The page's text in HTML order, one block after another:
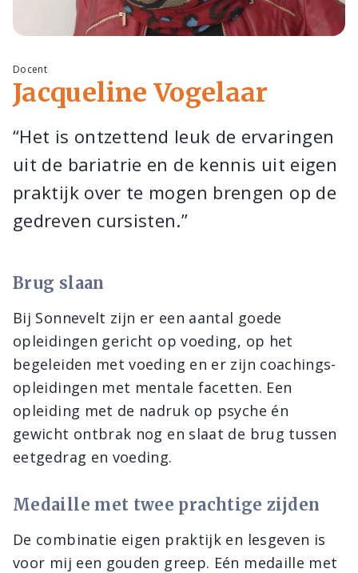
Docent
Jacqueline Vogelaar
“Het is ontzettend leuk de ervaringen
uit de bariatrie en de kennis uit eigen
praktijk over te mogen brengen op de
gedreven cursisten.”
Brug slaan
Bij Sonnevelt zijn er een aantal goede
opleidingen gericht op voeding, op het
begeleiden met voeding en er zijn coachings-
opleidingen met mentale facetten. Een
opleiding met de nadruk op psyche én
gewicht ontbrak nog en slaat de brug tussen
eetgedrag en voeding.
Medaille met twee prachtige zijden
De combinatie eigen praktijk en lesgeven is
voor mij een gouden greep. Eén medaille met